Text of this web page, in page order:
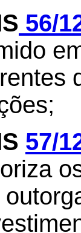
56/
57/